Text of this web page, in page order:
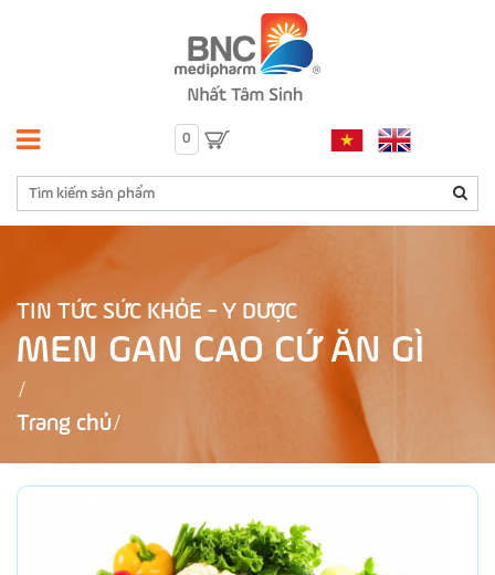
0
TIN TỨC SỨC KHỎE - Y DƯỢC
MEN GAN CAO CỨ ĂN GÌ
Trang chủ